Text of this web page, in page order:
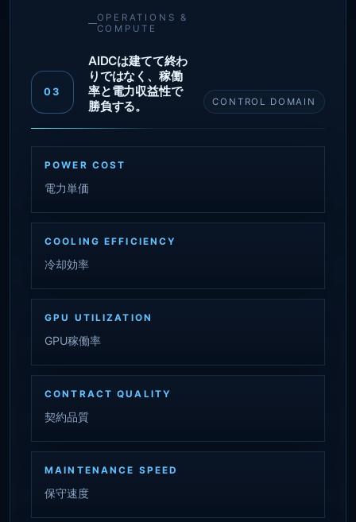
03
OPERATIONS &
COMPUTE
AIDCは建てて終わ
りではなく、稼働
率と電力収益性で
勝負する。
CONTROL DOMAIN
POWER COST
電力単価
COOLING EFFICIENCY
冷却効率
GPU UTILIZATION
GPU稼働率
CONTRACT QUALITY
契約品質
MAINTENANCE SPEED
保守速度